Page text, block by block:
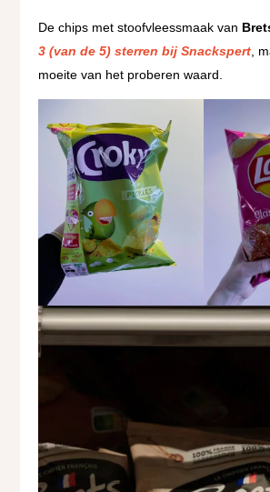
De chips met stoofvleessmaak van
3 (van de 5) sterren bij Snackspert ,
moeite van het proberen waard.